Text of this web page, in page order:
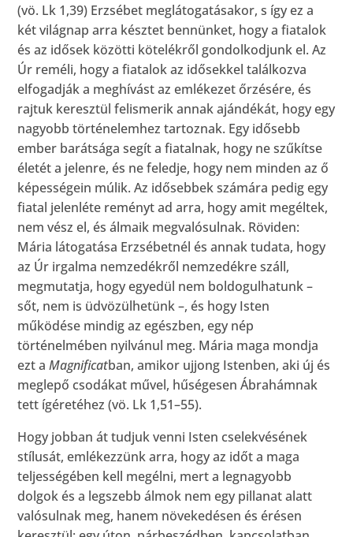
(vö. Lk 1,39) Erzsébet meglátogatásakor, s így ez a
két világnap arra késztet bennünket, hogy a fiatalok
és az idősek közötti kötelékről gondolkodjunk el. Az
Úr reméli, hogy a fiatalok az idősekkel találkozva
elfogadják a meghívást az emlékezet őrzésére, és
rajtuk keresztül felismerik annak ajándékát, hogy egy
nagyobb történelemhez tartoznak. Egy idősebb
ember barátsága segít a fiatalnak, hogy ne szűkítse
életét a jelenre, és ne feledje, hogy nem minden az ő
képességein múlik. Az idősebbek számára pedig egy
fiatal jelenléte reményt ad arra, hogy amit megéltek,
nem vész el, és álmaik megvalósulnak. Röviden:
Mária látogatása Erzsébetnél és annak tudata, hogy
az Úr irgalma nemzedékről nemzedékre száll,
megmutatja, hogy egyedül nem boldogulhatunk –
sőt, nem is üdvözülhetünk –, és hogy Isten
működése mindig az egészben, egy nép
történelmében nyilvánul meg. Mária maga mondja
ezt aMagnificatban, amikor ujjong Istenben, aki új és
meglepő csodákat művel, hűségesen Ábrahámnak
tett ígéretéhez (vö. Lk 1,51–55).
Hogy jobban át tudjuk venni Isten cselekvésének
stílusát, emlékezzünk arra, hogy az időt a maga
teljességében kell megélni, mert a legnagyobb
dolgok és a legszebb álmok nem egy pillanat alatt
valósulnak meg, hanem növekedésen és érésen